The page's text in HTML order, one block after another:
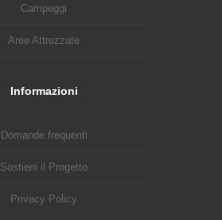
Campeggi
Aree Attrezzate
Informazioni
Domande frequenti
Sostieni il Progetto
Privacy Policy